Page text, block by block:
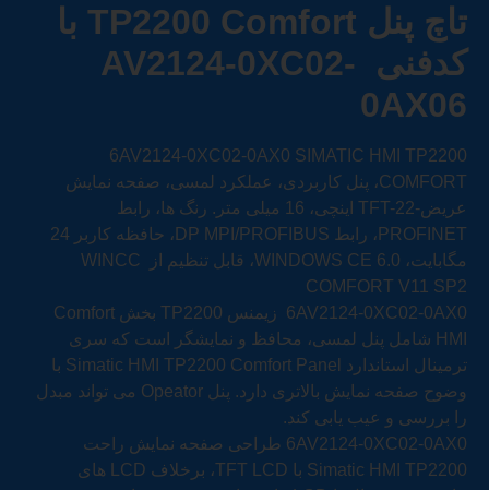
تاچ پنل
با
کدفنی AV2124-0XC02-
0AX06
6AV2124-0XC02-0AX0 SIMATIC HMI TP2200
COMFORT، پنل کاربردی، عملکرد لمسی، صفحه نمایش
عریض-TFT-22 اینچی، 16 میلی متر. رنگ ها، رابط
PROFINET، رابط DP MPI/PROFIBUS، حافظه کاربر 24
مگابایت، WINDOWS CE 6.0، قابل تنظیم از WINCC
COMFORT V11 SP2
6AV2124-0XC02-0AX0 زیمنس TP2200 بخش Comfort
HMI شامل پنل لمسی، محافظ و نمایشگر است که سری
ترمینال استاندارد Simatic HMI TP2200 Comfort Panel با
وضوح صفحه نمایش بالاتری دارد. پنل Opeator می تواند مبدل
را بررسی و عیب یابی کند.
6AV2124-0XC02-0AX0 طراحی صفحه نمایش راحت
Simatic HMI TP2200 با TFT LCD، برخلاف LCD های